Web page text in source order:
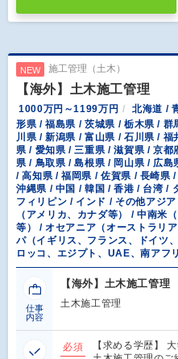
NEW 施工管理（土木）
【海外】土木施工管理
1000万円～1199万円
北海道 /
形県 / 福島県 / 茨城県 / 栃木県 /
川県 / 新潟県 / 富山県 / 石川県 /
県 / 愛知県 / 三重県 / 滋賀県 / 京
県 / 鳥取県 / 島根県 / 岡山県 / 広
/ 高知県 / 福岡県 / 佐賀県 / 長崎県
沖縄県 / 中国 / 韓国 / 香港 / 台湾 /
フィリピン / インド / その他アジ
（アメリカ、カナダ等） / 中南米
等） / オセアニア（オーストラリ
パ（イギリス、フランス、ドイツ
ロッコ、エジプト、UAE、南アフ
仕事
内容
【海外】土木施工管理
土木施工管理
必須
【求める学歴】